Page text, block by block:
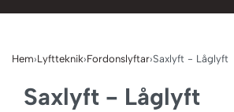
Hem›Lyftteknik›Fordonslyftar›Saxlyft - Låglyft
Saxlyft - Låglyft